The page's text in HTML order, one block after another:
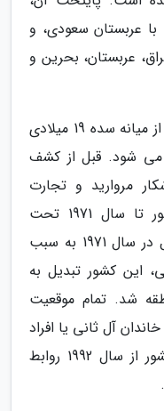
عربستان سعودی، و
عربستان، بحرین و
قطر به صورت امارتی مطلقه و ارثی از میانه سده 19 میلادی
می شود. قبل از کشف
مروارید و تجارت
دریایی شناخته می شد. این کشور تا سال 1971 تحت
الحمایه بریتانیا بود. پس از استقلال در سال 1971 به سبب
این کشور تبدیل به
شد. تمام موقعیت
آل ثانی یا افراد
نزدیک آنان اداره می شود. این کشور از سال 1992 روابط